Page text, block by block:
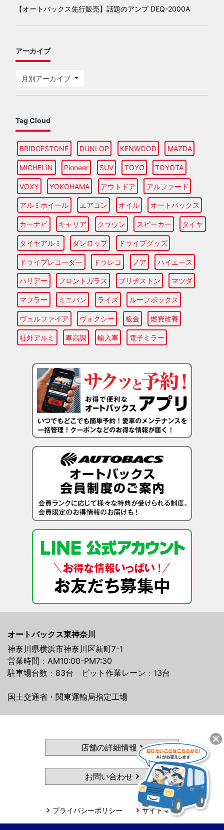
【オートバックス先行販売】話題のアンプ DEQ-2000A
アーカイブ
月別アーカイブ
Tag Cloud
BRIDGESTONE DUNLOP KENWOOD MAZDA
MICHELIN Pioneer SUV TOYO TOYOTA
VOXY YOKOHAMA アウトドア アルファード
アルミホイール エアコン オイル オートバックス
カーナビ キャリア クラウン スピーカー タイヤ
タイヤアルミ ダンロップ ドライブグッズ
ドライブレコーダー ドラレコ ノア ハイエース
ハリアー フロントガラス ブリヂストン マツダ
マフラー ミニバン ライズ ルーフボックス
ヴェルファイア ヴォクシー 板金 燃費改善
社外アルミ 車高調 輸入車 電子ミラー
オートバックス東神奈川
神奈川県横浜市神奈川区新町7-1
営業時間：AM10:00-PM7:30
駐車場台数：83台 ピット作業レーン：13台
国土交通省・関東運輸局指定工場
店舗の詳細情報
お問い合わせ
プライバシーポリシー サイトマップ